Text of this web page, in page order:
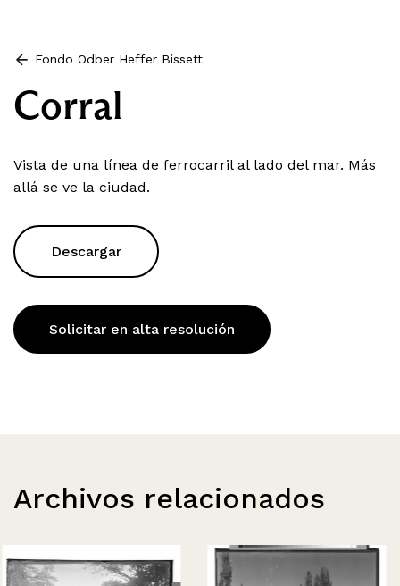
Fondo Odber Heffer Bissett
Corral
Vista de una línea de ferrocarril al lado del mar. Más
allá se ve la ciudad.
Descargar
Solicitar en alta resolución
Archivos relacionados